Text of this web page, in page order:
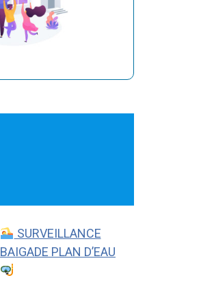
SURVEILLANCE
BAIGADE PLAN D’EAU